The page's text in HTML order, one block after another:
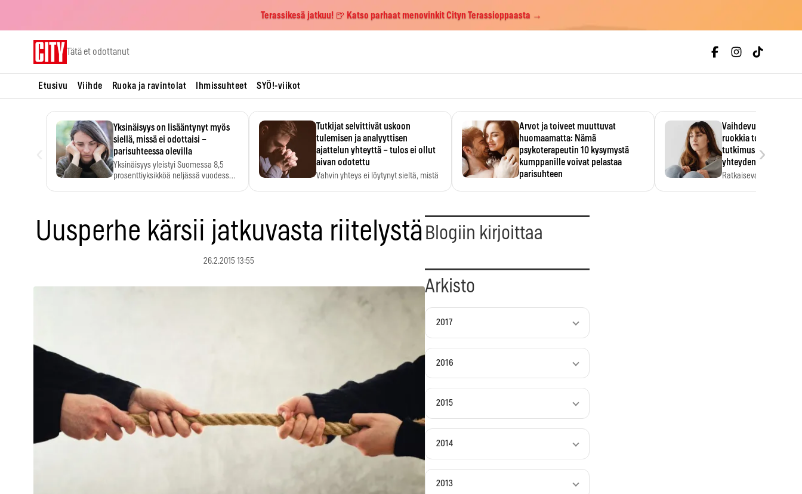
Terassikesä jatkuu! 🍺 Katso parhaat menovinkit Cityn Terassioppaasta →
Tätä et odottanut
Etusivu Viihde Ruoka ja ravintolat Ihmissuhteet SYÖ!-viikot
Yksinäisyys on lisääntynyt myös
siellä, missä ei odottaisi –
parisuhteessa olevilla
Yksinäisyys yleistyi Suomessa 8,5
prosenttiyksikköä neljässä vuodessa.
Tutkijat selvittivät uskoon
tulemisen ja analyyttisen
ajattelun yhteyttä – tulos ei ollut
aivan odotettu
Vahvin yhteys ei löytynyt sieltä, mistä
Arvot ja toiveet muuttuvat
huomaamatta: Nämä
psykoterapeutin 10 kysymystä
kumppanille voivat pelastaa
parisuhteen
Vaihdevuodet ja
ruokkia toisiaan –
tutkimus paljasti
yhteyden
Ratkaiseva tekijä ei
›
Uusperhe kärsii jatkuvasta riitelystä
26.2.2015 13:55
Blogiin kirjoittaa
Arkisto
2017
2016
2015
2014
2013